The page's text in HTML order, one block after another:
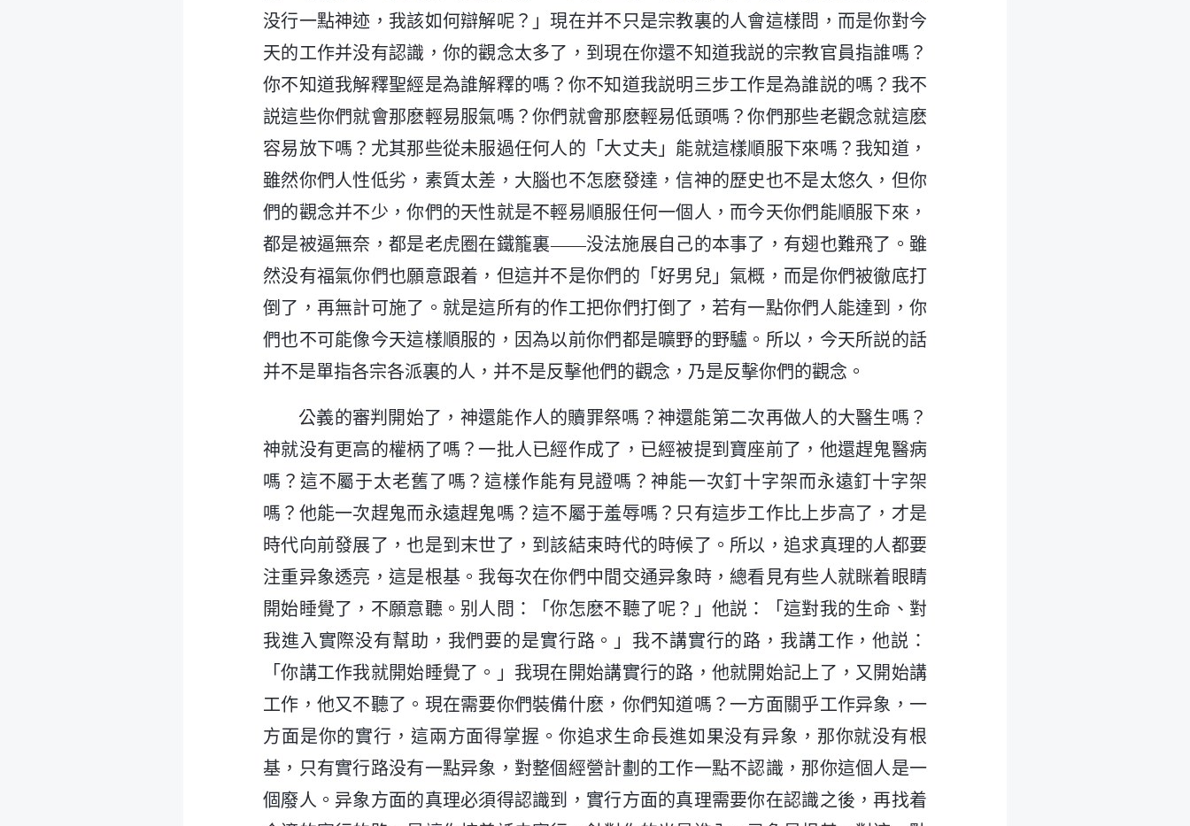
没行一點神迹，我該如何辯解呢？」現在并不只是宗教裏的人會這樣問，而是你對今
天的工作并没有認識，你的觀念太多了，到現在你還不知道我説的宗教官員指誰嗎？
你不知道我解釋聖經是為誰解釋的嗎？你不知道我説明三步工作是為誰説的嗎？我不
説這些你們就會那麽輕易服氣嗎？你們就會那麽輕易低頭嗎？你們那些老觀念就這麽
容易放下嗎？尤其那些從未服過任何人的「大丈夫」能就這樣順服下來嗎？我知道，
雖然你們人性低劣，素質太差，大腦也不怎麽發達，信神的歷史也不是太悠久，但你
們的觀念并不少，你們的天性就是不輕易順服任何一個人，而今天你們能順服下來，
都是被逼無奈，都是老虎圈在鐵籠裏——没法施展自己的本事了，有翅也難飛了。雖
然没有福氣你們也願意跟着，但這并不是你們的「好男兒」氣概，而是你們被徹底打
倒了，再無計可施了。就是這所有的作工把你們打倒了，若有一點你們人能達到，你
們也不可能像今天這樣順服的，因為以前你們都是曠野的野驢。所以，今天所説的話
并不是單指各宗各派裏的人，并不是反擊他們的觀念，乃是反擊你們的觀念。
公義的審判開始了，神還能作人的贖罪祭嗎？神還能第二次再做人的大醫生嗎？
神就没有更高的權柄了嗎？一批人已經作成了，已經被提到寶座前了，他還趕鬼醫病
嗎？這不屬于太老舊了嗎？這樣作能有見證嗎？神能一次釘十字架而永遠釘十字架
嗎？他能一次趕鬼而永遠趕鬼嗎？這不屬于羞辱嗎？只有這步工作比上步高了，才是
時代向前發展了，也是到末世了，到該結束時代的時候了。所以，追求真理的人都要
注重异象透亮，這是根基。我每次在你們中間交通异象時，總看見有些人就眯着眼睛
開始睡覺了，不願意聽。别人問：「你怎麽不聽了呢？」他説：「這對我的生命、對
我進入實際没有幫助，我們要的是實行路。」我不講實行的路，我講工作，他説：
「你講工作我就開始睡覺了。」我現在開始講實行的路，他就開始記上了，又開始講
工作，他又不聽了。現在需要你們裝備什麽，你們知道嗎？一方面關乎工作异象，一
方面是你的實行，這兩方面得掌握。你追求生命長進如果没有异象，那你就没有根
基，只有實行路没有一點异象，對整個經營計劃的工作一點不認識，那你這個人是一
個廢人。异象方面的真理必須得認識到，實行方面的真理需要你在認識之後，再找着